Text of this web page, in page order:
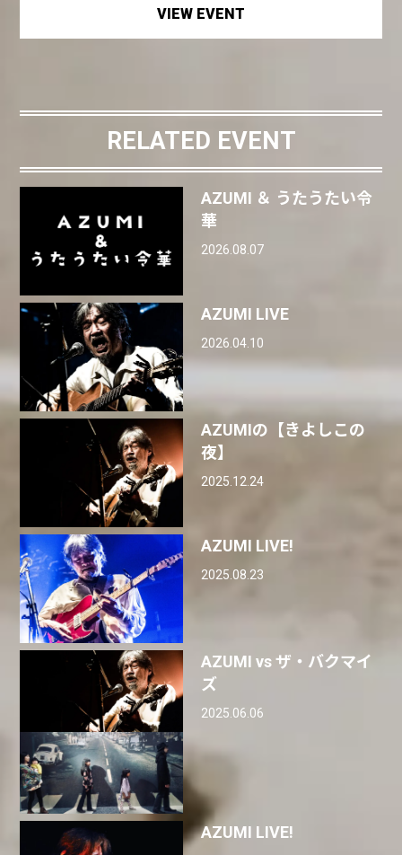
VIEW EVENT
RELATED EVENT
AZUMI ＆ うたうたい令
華
2026.08.07
AZUMI LIVE
2026.04.10
AZUMIの【きよしこの
夜】
2025.12.24
AZUMI LIVE!
2025.08.23
AZUMI vs ザ・バクマイ
ズ
2025.06.06
AZUMI LIVE!